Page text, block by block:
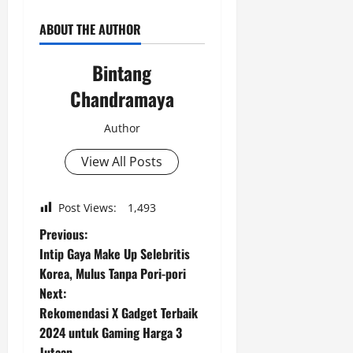
ABOUT THE AUTHOR
Bintang
Chandramaya
Author
View All Posts
Post Views: 1,493
P
o
s
t
Previous:
Intip Gaya Make Up Selebritis
Korea, Mulus Tanpa Pori-pori
Next:
Rekomendasi X Gadget Terbaik
2024 untuk Gaming Harga 3